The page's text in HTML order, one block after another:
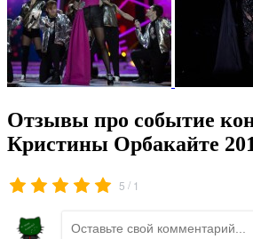
Отзывы про событие
Кристины Орбакайте
5 / 1